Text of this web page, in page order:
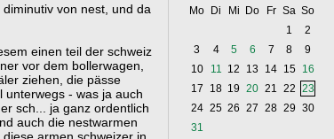
von nest, und da
einen teil der schweiz
vor dem bollerwagen,
ziehen, die pässe
unterwegs - was ja auch
sch... ja ganz ordentlich
auch die nestwarmen
Mo
Di Mi Do Fr Sa So
1
2
3
4 5 6 7 8
9
10
11 12 13 14 15
16
17
18 19 20 21 22 23
24 25 26 27 28 29 30
31